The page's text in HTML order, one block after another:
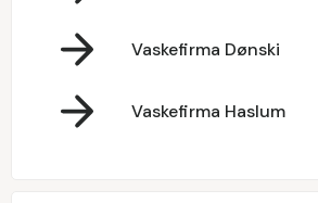
Vaskefirma Dønski
Vaskefirma Haslum